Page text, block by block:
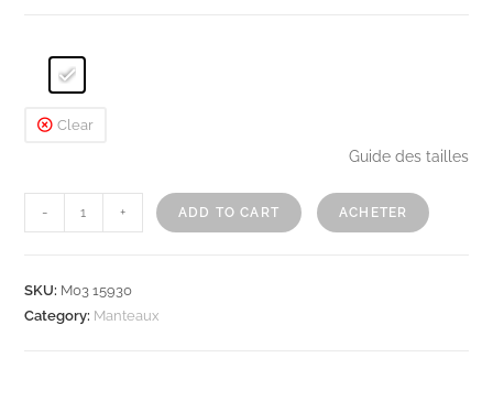
Clear
Guide des tailles
- + ADD TO CART ACHETER
SKU: M03 15930
Category: Manteaux